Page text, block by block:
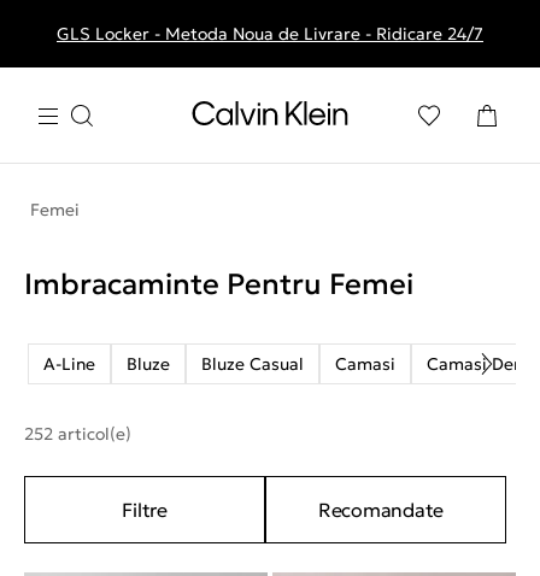
Livrare gratuita la comenzile de peste 250 RON
GLS Locker - Metoda Noua de Livrare - Ridicare 24/7
Femei
Imbracaminte Pentru Femei
A-Line Bluze Bluze Casual Camasi Camasi
252 articol(e)
Filtre Recomandate